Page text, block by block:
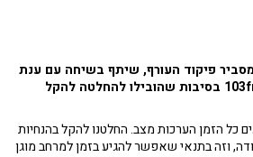
פיקוד העורף, שיתף בשיחה עם ענת
דוידוב וניסים משעל ב-103fm בסיבות שהובילו להחלטה להקל
כל הזמן הערכות מצב. החלטנו להקל בהנחיות
וזה בתנאי שאפשר להגיע בזמן למרחב מוגן